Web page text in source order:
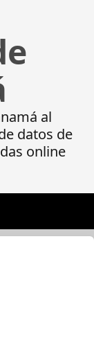
al
datos de
online